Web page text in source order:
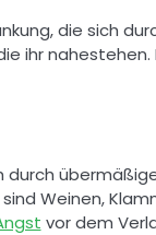
die sich
ihr nahestehen.
durch
Weinen,
vor dem